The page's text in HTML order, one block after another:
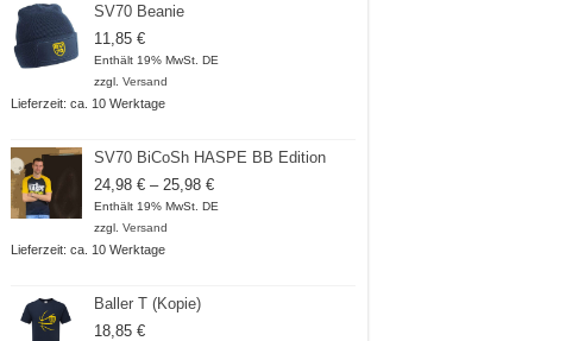
SV70 Beanie
11,85 €
Enthält 19% MwSt. DE
zzgl. Versand
Lieferzeit: ca. 10 Werktage
SV70 BiCoSh HASPE BB Edition
24,98 € – 25,98 €Preisspanne:
24,98 €
Enthält 19% MwSt. DE
zzgl. Versand
Lieferzeit: ca. 10 Werktage
Baller T (Kopie)
18,85 €